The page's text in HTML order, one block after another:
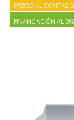
PRECIO AL CONTADO
FINANCIACIÓN AL 0%